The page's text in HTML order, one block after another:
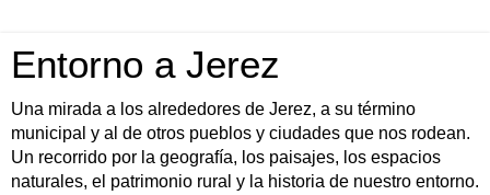
Entorno a Jerez
Una mirada a los alrededores de Jerez, a su término
municipal y al de otros pueblos y ciudades que nos rodean.
Un recorrido por la geografía, los paisajes, los espacios
naturales, el patrimonio rural y la historia de nuestro entorno.